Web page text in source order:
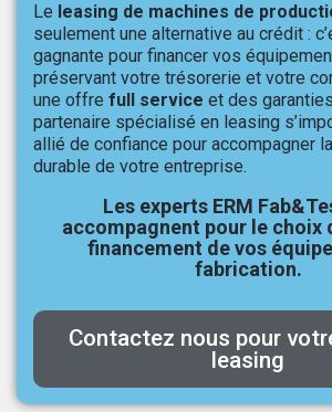
Le leasing de machines de
seulement une alternative au crédit :
gagnante pour financer vos
préservant votre trésorerie et votre
une offre full service et des
partenaire spécialisé en leasing
allié de confiance pour accompagner
durable de votre entreprise.
Les experts ERM
accompagnent pour le choix
financement de vos
fabrication.
Contactez nous pour
leasing